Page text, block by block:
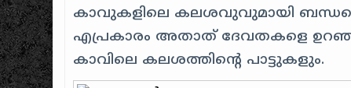
കാവുകളിലെ കലശവുവുമായി
എപ്രകാരം അതാത് ദേവതകളെ
കാവിലെ കലശത്തിന്റെ പാട്ടുകളും.